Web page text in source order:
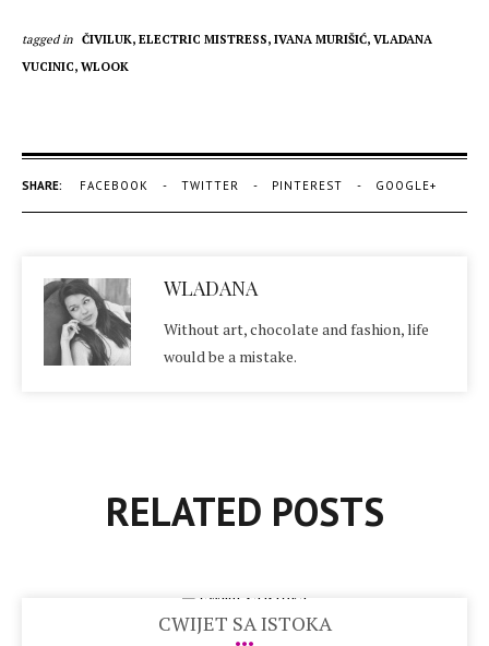
tagged in ČIVILUK, ELECTRIC MISTRESS, IVANA MURIŠIĆ, VLADANA
VUCINIC, WLOOK
SHARE: FACEBOOK TWITTER PINTEREST GOOGLE+
WLADANA
Without art, chocolate and fashion, life
would be a mistake.
RELATED POSTS
CWIJET SA ISTOKA